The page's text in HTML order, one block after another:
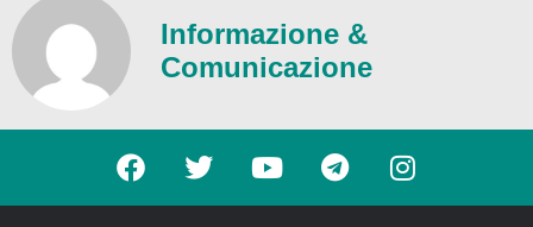
Informazione &
Comunicazione